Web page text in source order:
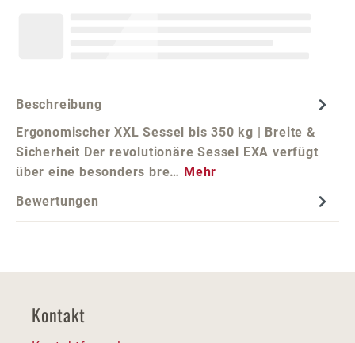
Beschreibung
Ergonomischer XXL Sessel bis 350 kg | Breite &
Sicherheit Der revolutionäre Sessel EXA verfügt
über eine besonders bre… Mehr
Bewertungen
Kontakt